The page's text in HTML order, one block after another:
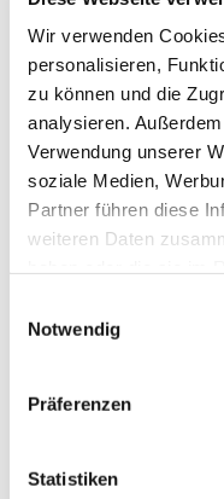
Wir verwenden
personalisieren,
zu können und die
analysieren.
Verwendung unserer
soziale Medien,
Partner führen diese
weiteren Daten
Notwendig
Präferenzen
Statistiken